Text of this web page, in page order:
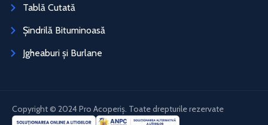
Tablă Cutată
Șindrilă Bituminoasă
Jgheaburi și Burlane
Copyright © 2024 Pro Acoperiș. Toate drepturile rezervate